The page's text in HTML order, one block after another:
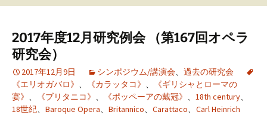
プ
2017年度12月研究例会 （第167回オペラ
研究会）
2017年12月9日 シンポジウム/講演会、 過去の研究会
《エリオガバロ》 、 《カラッタコ》 、
《ギリシャとローマの
宴》 、 《ブリタニコ》 、 《ポッペーアの戴冠》 、 18th century、
18世紀、 Baroque Opera、 Britannico、 Carattaco、 Carl Heinrich